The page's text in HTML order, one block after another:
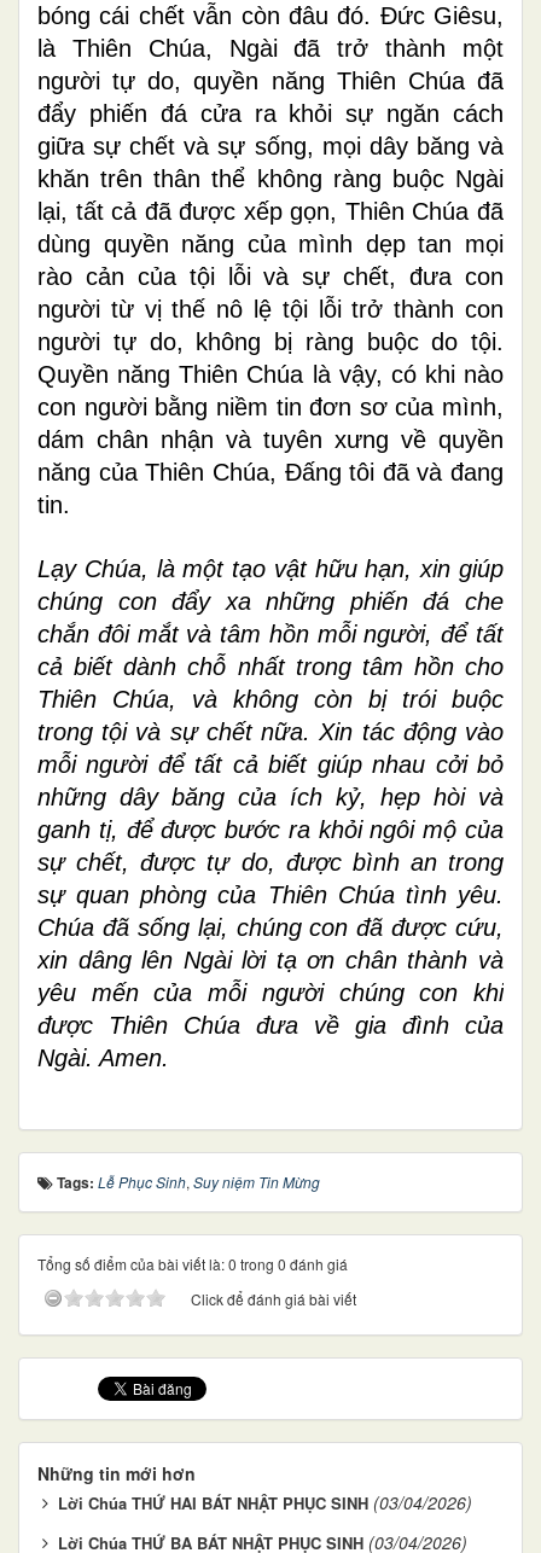
bóng cái chết vẫn còn đâu đó. Đức Giêsu,
là Thiên Chúa, Ngài đã trở thành một
người tự do, quyền năng Thiên Chúa đã
đẩy phiến đá cửa ra khỏi sự ngăn cách
giữa sự chết và sự sống, mọi dây băng và
khăn trên thân thể không ràng buộc Ngài
lại, tất cả đã được xếp gọn, Thiên Chúa đã
dùng quyền năng của mình dẹp tan mọi
rào cản của tội lỗi và sự chết, đưa con
người từ vị thế nô lệ tội lỗi trở thành con
người tự do, không bị ràng buộc do tội.
Quyền năng Thiên Chúa là vậy, có khi nào
con người bằng niềm tin đơn sơ của mình,
dám chân nhận và tuyên xưng về quyền
năng của Thiên Chúa, Đấng tôi đã và đang
tin.
Lạy Chúa, là một tạo vật hữu hạn, xin giúp
chúng con đẩy xa những phiến đá che
chắn đôi mắt và tâm hồn mỗi người, để tất
cả biết dành chỗ nhất trong tâm hồn cho
Thiên Chúa, và không còn bị trói buộc
trong tội và sự chết nữa. Xin tác động vào
mỗi người để tất cả biết giúp nhau cởi bỏ
những dây băng của ích kỷ, hẹp hòi và
ganh tị, để được bước ra khỏi ngôi mộ của
sự chết, được tự do, được bình an trong
sự quan phòng của Thiên Chúa tình yêu.
Chúa đã sống lại, chúng con đã được cứu,
xin dâng lên Ngài lời tạ ơn chân thành và
yêu mến của mỗi người chúng con khi
được Thiên Chúa đưa về gia đình của
Ngài. Amen.
Tags: Lễ Phục Sinh, Suy niệm Tin Mừng
Tổng số điểm của bài viết là: 0 trong 0 đánh giá
Click để đánh giá bài viết
Những tin mới hơn
Lời Chúa THỨ HAI BÁT NHẬT PHỤC SINH (03/04/2026)
Lời Chúa THỨ BA BÁT NHẬT PHỤC SINH (03/04/2026)